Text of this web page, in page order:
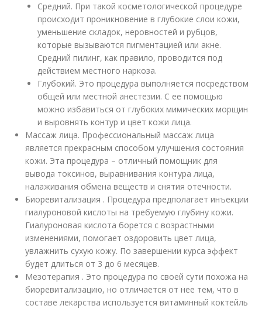
Средний. При такой косметологической процедуре
происходит проникновение в глубокие слои кожи,
уменьшение складок, неровностей и рубцов,
которые вызываются пигментацией или акне.
Средний пилинг, как правило, проводится под
действием местного наркоза.
Глубокий. Это процедура выполняется посредством
общей или местной анестезии. С ее помощью
можно избавиться от глубоких мимических морщин
и выровнять контур и цвет кожи лица.
Массаж лица. Профессиональный массаж лица
является прекрасным способом улучшения состояния
кожи. Эта процедура – отличный помощник для
вывода токсинов, выравнивания контура лица,
налаживания обмена веществ и снятия отечности.
Биоревитализация . Процедура предполагает инъекции
гиалуроновой кислоты на требуемую глубину кожи.
Гиалуроновая кислота борется с возрастными
изменениями, помогает оздоровить цвет лица,
увлажнить сухую кожу. По завершении курса эффект
будет длиться от 3 до 6 месяцев.
Мезотерапия . Это процедура по своей сути похожа на
биоревитализацию, но отличается от нее тем, что в
составе лекарства используется витаминный коктейль